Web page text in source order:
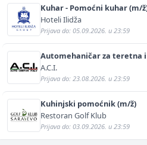
Kuhar - Pomoćni kuhar (m/
Hoteli Ilidža
Prijava do: 05.09.2026. u 23:59
Automehaničar za teretna
A.C.I.
Prijava do: 23.08.2026. u 23:59
Kuhinjski pomoćnik (m/ž)
Restoran Golf Klub
Prijava do: 03.09.2026. u 23:59